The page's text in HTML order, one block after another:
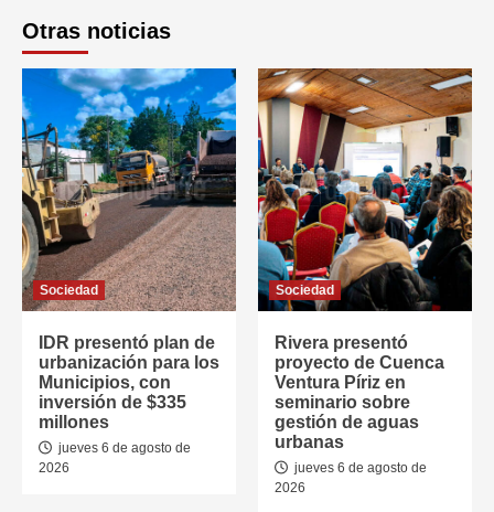
Otras noticias
Sociedad
IDR presentó plan de
urbanización para los
Municipios, con
inversión de $335
millones
jueves 6 de agosto de
2026
Sociedad
Rivera presentó
proyecto de Cuenca
Ventura Píriz en
seminario sobre
gestión de aguas
urbanas
jueves 6 de agosto de
2026